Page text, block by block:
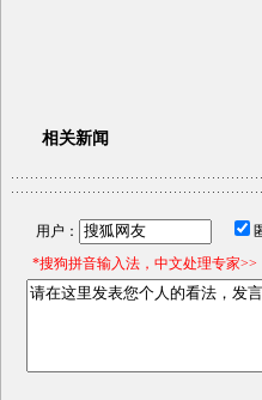
相关新闻
用户：
*搜狗拼音输入法，中文处理专家>>